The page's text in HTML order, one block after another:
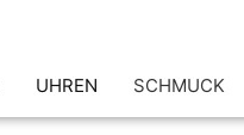
UHREN SCHMUCK